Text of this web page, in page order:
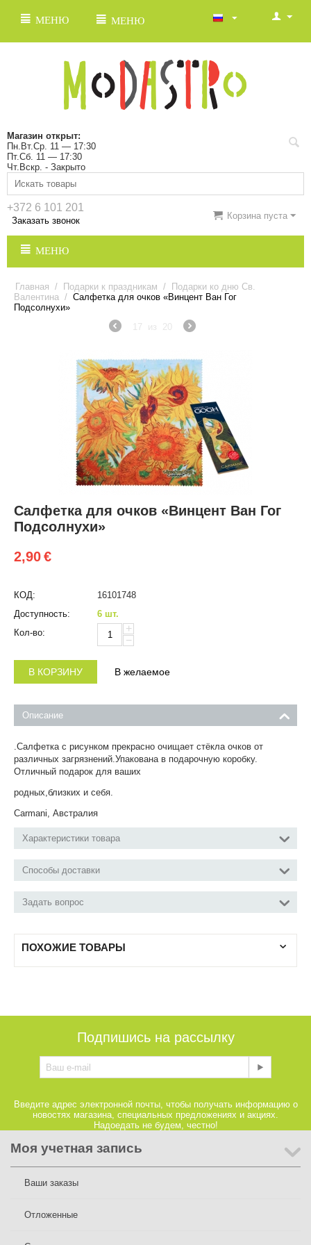
МЕНЮ МЕНЮ
Магазин открыт:
Пн.Вт.Ср. 11 — 17:30
Пт.Сб. 11 — 17:30
Чт.Вскр. - Закрыто
+372 6 101 201
Заказать звонок Корзина пуста
МЕНЮ
Главная / Подарки к праздникам /
Подарки ко дню Св.
Валентина / Салфетка для очков «Винцент Ван Гог
Подсолнухи»
17
из 20
Салфетка для очков «Винцент Ван Гог
Подсолнухи»
2,90€
КОД:
16101748
Доступность:
6 шт.
Кол-во:
+
−
В КОРЗИНУ В желаемое
Описание
.Салфетка с рисунком прекрасно очищает стёкла очков от
различных загрязнений.Упакована в подарочную коробку.
Отличный подарок для ваших
родных,близких и себя.
Carmani, Австралия
Характеристики товара
Способы доставки
Задать вопрос
ПОХОЖИЕ ТОВАРЫ
Подпишись на рассылку
Введите адрес электронной почты, чтобы получать информацию о
новостях магазина, специальных предложениях и акциях.
Надоедать не будем, честно!
Моя учетная запись
Ваши заказы
Отложенные